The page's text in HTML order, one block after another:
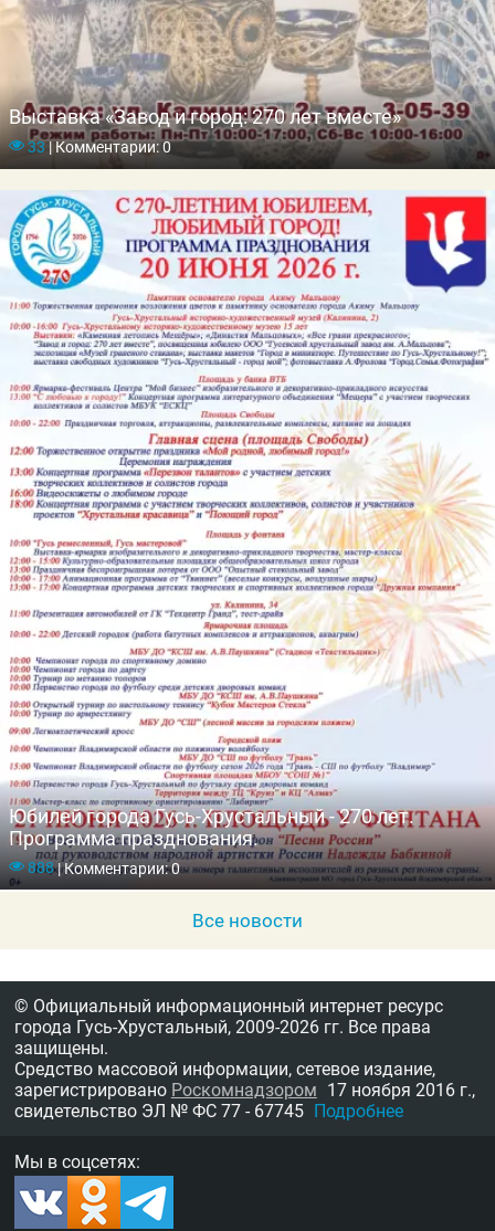
Выставка «Завод и город: 270 лет вместе»
33|Комментарии: 0
Юбилей города Гусь-Хрустальный - 270 лет.
Программа празднования.
888|Комментарии: 0
Все новости
© Официальный информационный интернет ресурс
города Гусь-Хрустальный, 2009-2026 гг. Все права
защищены.
Средство массовой информации, сетевое издание,
зарегистрировано Роскомнадзором 17 ноября 2016 г.,
свидетельство ЭЛ № ФС 77 - 67745 Подробнее
Мы в соцсетях: